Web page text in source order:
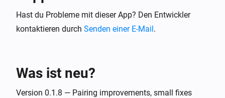
Der CO-Alarm ist angegangen
Der Batterie-Alarm ist angegangen
Hast du Probleme mit dieser App? Den Entwickler
kontaktieren durch Senden einer E-Mail.
Was ist neu?
Version 0.1.8 — Pairing improvements, small fixes